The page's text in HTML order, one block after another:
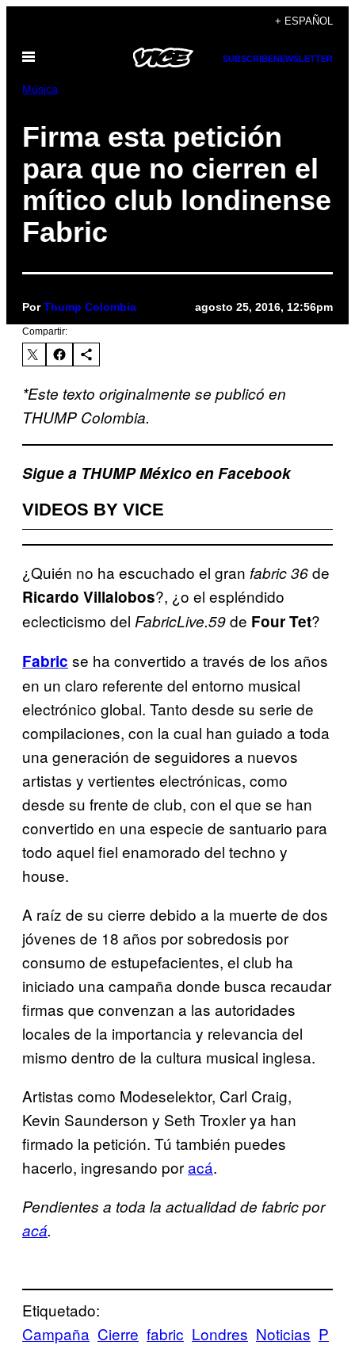
contenido
+ ESPAÑOL
Abrir
SUBSCRIBENEWSLETTER
Música
Firma esta petición
para que no cierren el
mítico club londinense
Fabric
PorThump Colombia agosto 25, 2016, 12:56pm
Compartir:
*Este texto originalmente se publicó en
THUMP Colombia.
Sigue a THUMP México en Facebook
VIDEOS BY VICE
¿Quién no ha escuchado el gran fabric 36de
Ricardo Villalobos?, ¿o el espléndido
eclecticismo del FabricLive.59de Four Tet?
Fabric se ha convertido a través de los años
en un claro referente del entorno musical
electrónico global. Tanto desde su serie de
compilaciones, con la cual han guiado a toda
una generación de seguidores a nuevos
artistas y vertientes electrónicas, como
desde su frente de club, con el que se han
convertido en una especie de santuario para
todo aquel fiel enamorado del techno y
house.
A raíz de su cierre debido a la muerte de dos
jóvenes de 18 años por sobredosis por
consumo de estupefacientes, el club ha
iniciado una campaña donde busca recaudar
firmas que convenzan a las autoridades
locales de la importancia y relevancia del
mismo dentro de la cultura musical inglesa.
Artistas como Modeselektor, Carl Craig,
Kevin Saunderson y Seth Troxler ya han
firmado la petición. Tú también puedes
hacerlo, ingresando poracá.
Pendientes a toda la actualidad de fabric por
acá.
Etiquetado:
Campaña Cierre fabric Londres Noticias P